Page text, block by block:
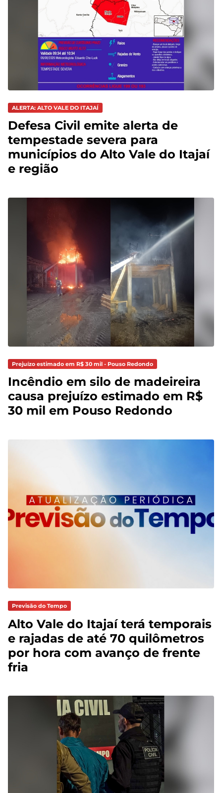
ALERTA: ALTO VALE DO ITAJAÍ
Defesa Civil emite alerta de
tempestade severa para
municípios do Alto Vale do Itajaí
e região
Prejuízo estimado em R$ 30 mil - Pouso Redondo
Incêndio em silo de madeireira
causa prejuízo estimado em R$
30 mil em Pouso Redondo
Previsão do Tempo
Alto Vale do Itajaí terá temporais
e rajadas de até 70 quilômetros
por hora com avanço de frente
fria